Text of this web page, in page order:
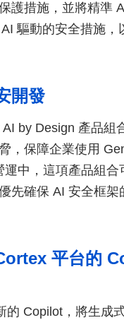
護措施，並將精
驅動的安全措施
開發
by Design 產品
，保障企業使用
中，這項產品組
先確保 AI 安全框
平台的
的 Copilot，將生成